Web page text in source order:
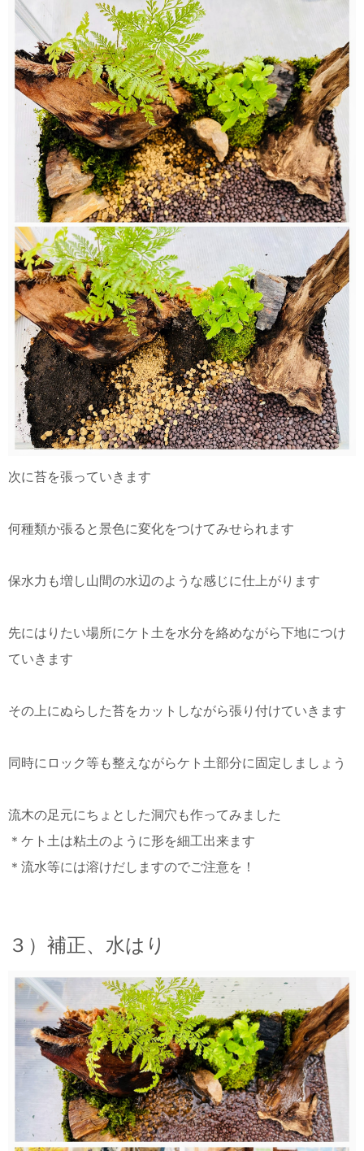
次に苔を張っていきます
何種類か張ると景色に変化をつけてみせられます
保水力も増し山間の水辺のような感じに仕上がります
先にはりたい場所にケト土を水分を絡めながら下地につけ
ていきます
その上にぬらした苔をカットしながら張り付けていきます
同時にロック等も整えながらケト土部分に固定しましょう
流木の足元にちょとした洞穴も作ってみました
＊ケト土は粘土のように形を細工出来ます
＊流水等には溶けだしますのでご注意を！
３）補正、水はり